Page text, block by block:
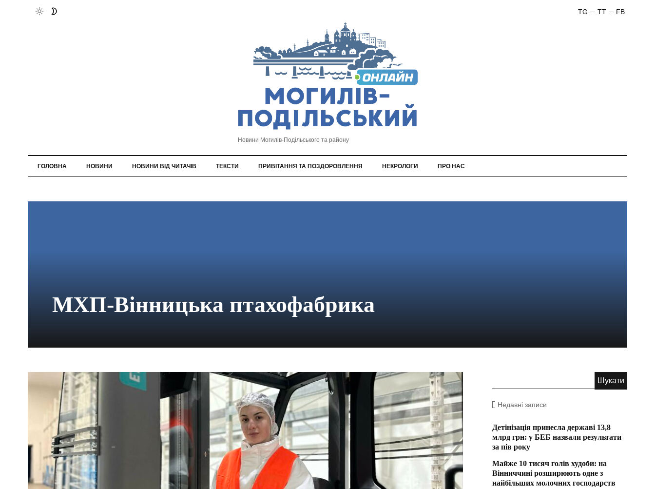
FB
TT
TG
Новини Могилів-Подільського та району
ГОЛОВНА НОВИНИ НОВИНИ ВІД ЧИТАЧІВ ТЕКСТИ ПРИВІТАННЯ ТА ПОЗДОРОВЛЕННЯ НЕКРОЛОГИ ПРО НАС
МХП-Вінницька птахофабрика
Недавні записи
Детінізація принесла державі 13,8
млрд грн: у БЕБ назвали результати
за пів року
Майже 10 тисяч голів худоби: на
Вінниччині розширюють одне з
найбільших молочних господарств